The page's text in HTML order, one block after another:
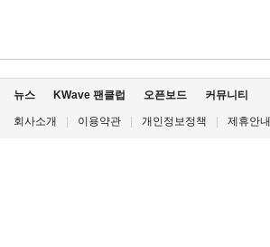
뉴스 KWave 팬클럽 오픈보드 커뮤니티
회사소개 이용약관 개인정보정책 제휴안내